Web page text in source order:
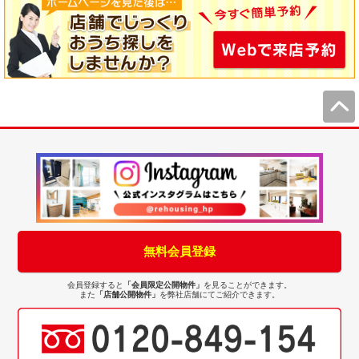
無料会員登録
会員登録すると 「会員限定公開物件」 を見ることができます。
また 「店舗公開物件」 を弊社店舗にてご紹介できます。